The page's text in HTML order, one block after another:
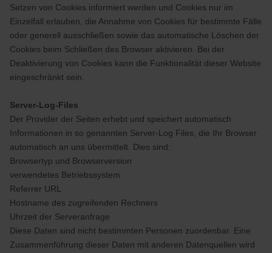
Setzen von Cookies informiert werden und Cookies nur im
Einzelfall erlauben, die Annahme von Cookies für bestimmte Fälle
oder generell ausschließen sowie das automatische Löschen der
Cookies beim Schließen des Browser aktivieren. Bei der
Deaktivierung von Cookies kann die Funktionalität dieser Website
eingeschränkt sein.
Server-Log-Files
Der Provider der Seiten erhebt und speichert automatisch
Informationen in so genannten Server-Log Files, die Ihr Browser
automatisch an uns übermittelt. Dies sind:
Browsertyp und Browserversion
verwendetes Betriebssystem
Referrer URL
Hostname des zugreifenden Rechners
Uhrzeit der Serveranfrage
Diese Daten sind nicht bestimmten Personen zuordenbar. Eine
Zusammenführung dieser Daten mit anderen Datenquellen wird